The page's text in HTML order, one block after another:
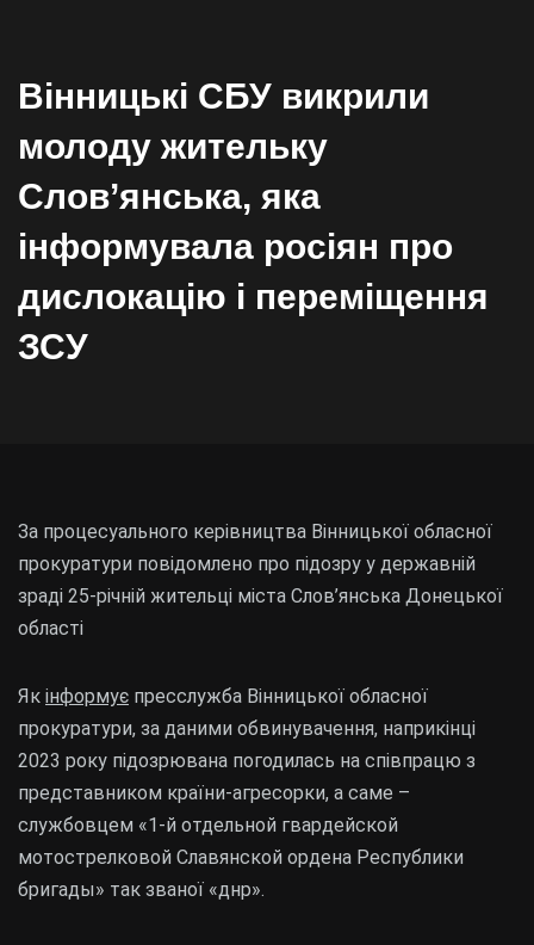
Вінницькі СБУ викрили
молоду жительку
Слов’янська, яка
інформувала росіян про
дислокацію і переміщення
ЗСУ
За процесуального керівництва Вінницької обласної
прокуратури повідомлено про підозру у державній
зраді 25-річній жительці міста Слов’янська Донецької
області
Як інформує пресслужба Вінницької обласної
прокуратури, за даними обвинувачення, наприкінці
2023 року підозрювана погодилась на співпрацю з
представником країни-агресорки, а саме –
службовцем «1-й отдельной гвардейской
мотострелковой Славянской ордена Республики
бригады» так званої «днр».